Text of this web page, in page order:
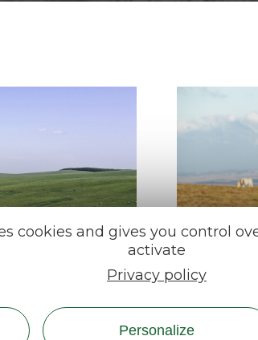
cookies and gives you control
activate
Privacy policy
Personalize